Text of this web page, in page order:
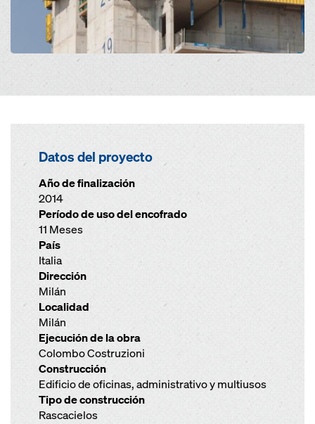
Datos del proyecto
Año de finalización
2014
Período de uso del encofrado
11 Meses
País
Italia
Dirección
Milán
Localidad
Milán
Ejecución de la obra
Colombo Costruzioni
Construcción
Edificio de oficinas, administrativo y multiusos
Tipo de construcción
Rascacielos